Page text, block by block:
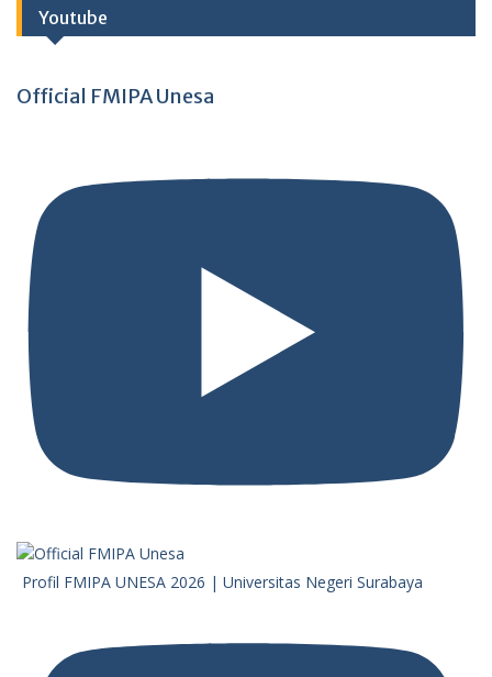
Youtube
Official FMIPA Unesa
Profil FMIPA UNESA 2026 | Universitas Negeri Surabaya